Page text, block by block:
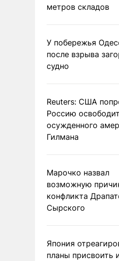
метров складов
У побережья
после взрыва
судно
Reuters: США
Россию
осужденного
Гилмана
Марочко назвал
возможную
конфликта
Сырского
Япония
планы присвоить